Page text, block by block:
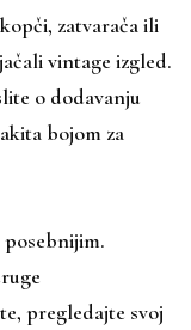
zatvarača ili
vintage izgled.
o dodavanju
bojom za
posebnijim.
pregledajte svoj